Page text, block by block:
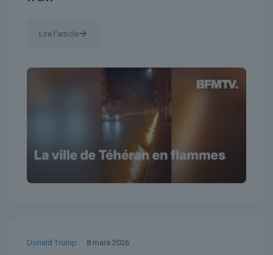
Lire l'article
Donald Trump 8 mars 2026